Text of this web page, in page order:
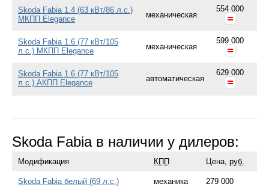
Skoda Fabia 1.4 (63 кВт/86 л.с.)
МКПП Elegance
механическая
554 000
Skoda Fabia 1.6 (77 кВт/105
л.с.) МКПП Elegance
механическая
599 000
Skoda Fabia 1.6 (77 кВт/105
л.с.) АКПП Elegance
автоматическая
629 000
Skoda Fabia в наличии у дилеров:
Модификация КПП Цена, руб.
Skoda Fabia белый (69 л.с.) механика 279 000